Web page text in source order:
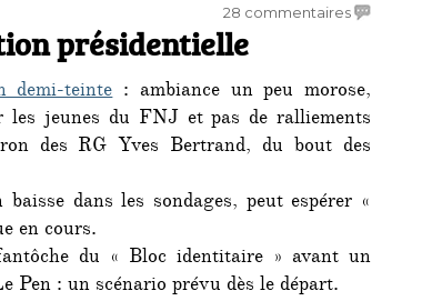
28 commentairessur
présidentielle
présidentielle
demi-teinte: ambiance un peu morose,
les jeunes du FNJ et pas de ralliements
des RG Yves Bertrand, du bout des
dans les sondages, peut espérer «
en cours.
du « Bloc identitaire » avant un
Pen : un scénario prévu dès le départ.